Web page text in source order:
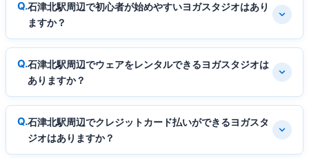
石津北駅周辺で初心者が始めやすいヨガスタジオはあり
ますか？
石津北駅周辺でウェアをレンタルできるヨガスタジオは
ありますか？
石津北駅周辺でクレジットカード払いができるヨガスタ
ジオはありますか？